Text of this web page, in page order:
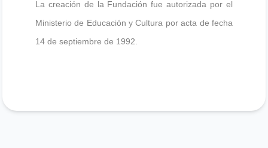
La creación de la Fundación fue autorizada por el
Ministerio de Educación y Cultura por acta de fecha
14 de septiembre de 1992.